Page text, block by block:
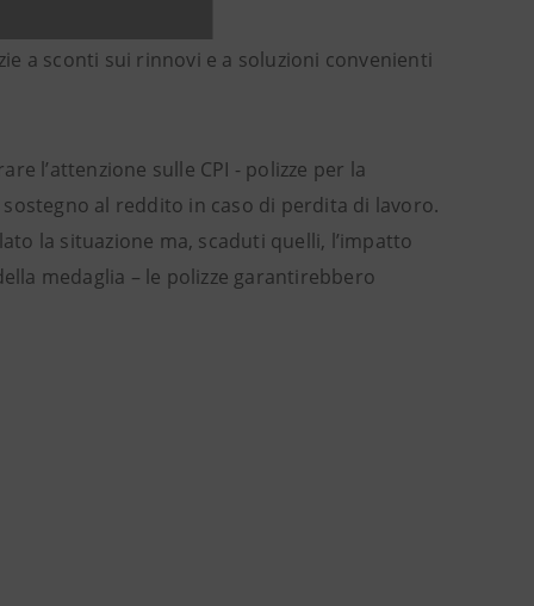
a sconti sui rinnovi e a soluzioni convenienti
l’attenzione sulle CPI - polizze per la
al reddito in caso di perdita di lavoro.
la situazione ma, scaduti quelli, l’impatto
medaglia – le polizze garantirebbero